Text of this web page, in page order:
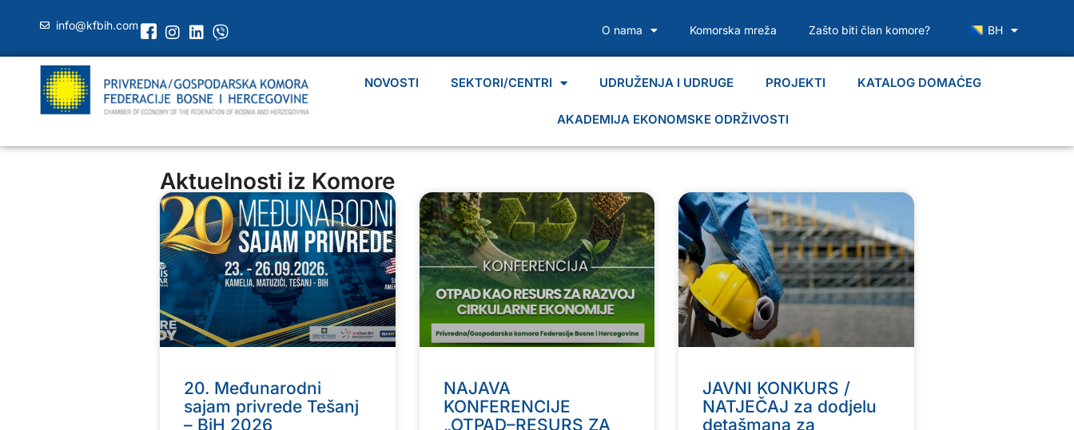
info@kfbih.com O nama Komorska mreža Zašto biti član komore? BH
NOVOSTI SEKTORI/CENTRI UDRUŽENJA I UDRUGE PROJEKTI KATALOG DOMAĆEG
AKADEMIJA EKONOMSKE ODRŽIVOSTI
Aktuelnosti iz Komore
20. Međunarodni
sajam privrede Tešanj
– BiH 2026
NAJAVA
KONFERENCIJE
„OTPAD–RESURS ZA
JAVNI KONKURS /
NATJEČAJ za dodjelu
detašmana za